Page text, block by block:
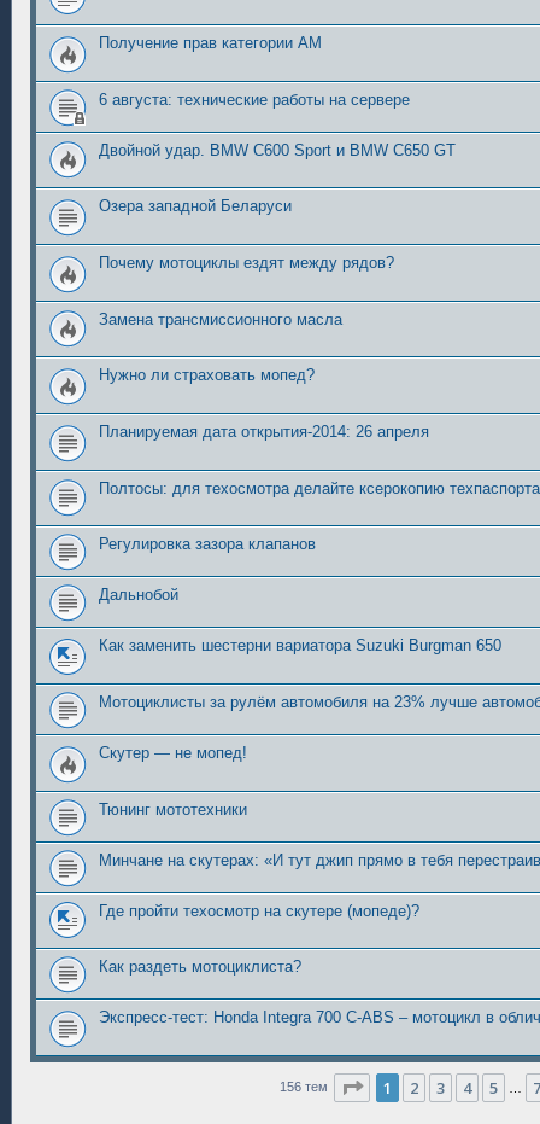
Получение прав категории АМ
6 августа: технические работы на сервере
Двойной удар. BMW C600 Sport и BMW C650 GT
Озера западной Беларуси
Почему мотоциклы ездят между рядов?
Замена трансмиссионного масла
Нужно ли страховать мопед?
Планируемая дата открытия-2014: 26 апреля
Полтосы: для техосмотра делайте ксерокопию техпаспорта
Регулировка зазора клапанов
Дальнобой
Как заменить шестерни вариатора Suzuki Burgman 650
Мотоциклисты за рулём автомобиля на 23% лучше
Скутер — не мопед!
Тюнинг мототехники
Минчане на скутерах: «И тут джип прямо в тебя
Где пройти техосмотр на скутере (мопеде)?
Как раздеть мотоциклиста?
Экспресс-тест: Honda Integra 700 C-ABS – мотоцикл в
156 тем Страница из 7
1 2 3 4 5 7